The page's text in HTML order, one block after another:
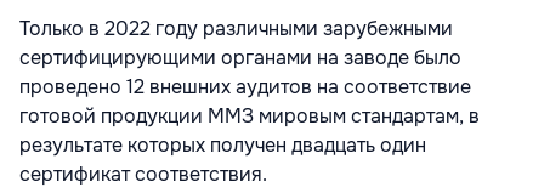
Только в 2022 году различными зарубежными
сертифицирующими органами на заводе было
проведено 12 внешних аудитов на соответствие
готовой продукции ММЗ мировым стандартам, в
результате которых получен двадцать один
сертификат соответствия.